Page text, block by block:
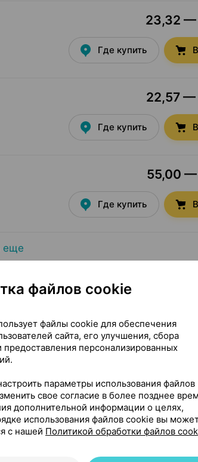
23,32 —
Где купить
22,57 —
Где купить
55,00 —
Где купить
еще
файлов cookie
файлы cookie для обеспечения
сайта, его улучшения, сбора
предоставления персонализированных
параметры использования файлов
свое согласие в более позднее
дополнительной информации о целях,
использования файлов cookie вы
с нашей Политикой обработки файлов